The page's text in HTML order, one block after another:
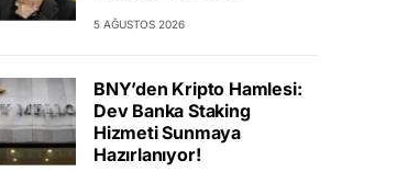
5 AĞUSTOS 2026
BNY’den Kripto Hamlesi:
Dev Banka Staking
Hizmeti Sunmaya
Hazırlanıyor!